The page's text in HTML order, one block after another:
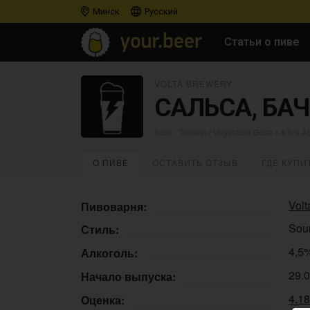
Минск Русский
Статьи о пиве
САЛЬСА,
О ПИВЕ
Пивоварня:
Стиль:
Алкоголь:
Начало выпуска:
Оценка: